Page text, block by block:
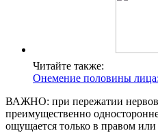
Читайте также:
Онемение половины
ВАЖНО: при пережатии нервов
преимущественно
ощущается только в правом